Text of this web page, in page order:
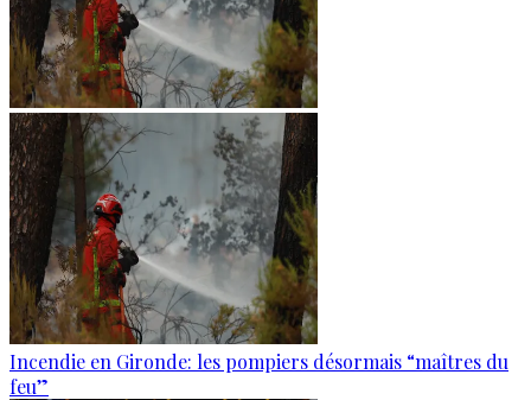
Incendie en Gironde: les pompiers désormais “maîtres du
feu”